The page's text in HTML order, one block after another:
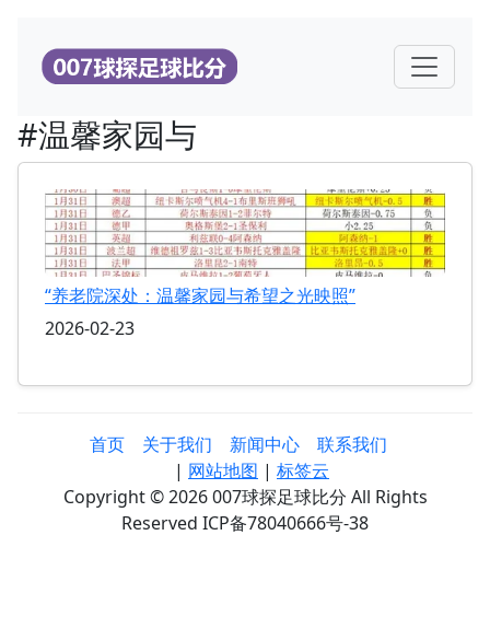
#温馨家园与
“养老院深处：温馨家园与希望之光映照”
2026-02-23
首页 关于我们 新闻中心
联系我们
| 网站地图 | 标签云
Copyright © 2026 007球探足球比分 All Rights
Reserved ICP备78040666号-38